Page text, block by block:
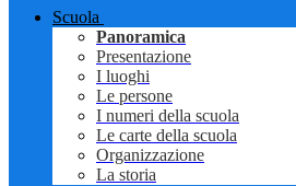
Scuola
Panoramica
Presentazione
I luoghi
Le persone
I numeri della scuola
Le carte della scuola
Organizzazione
La storia